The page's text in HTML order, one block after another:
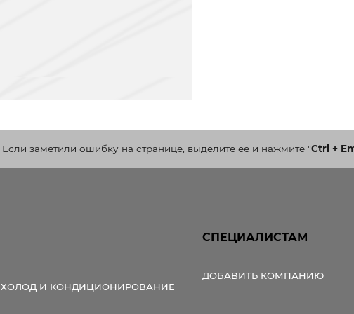
Если заметили ошибку на странице, выделите ее и нажмите"Ctrl +
ХОЛОД И КОНДИЦИОНИРОВАНИЕ
СПЕЦИАЛИСТАМ
ДОБАВИТЬ КОМПАНИЮ